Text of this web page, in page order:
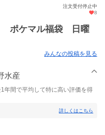
注文受付停止中
8
ポケマル福袋 日曜
みんなの投稿を見る
水産
年間で平均して特に高い評価を得
詳しくはこちら